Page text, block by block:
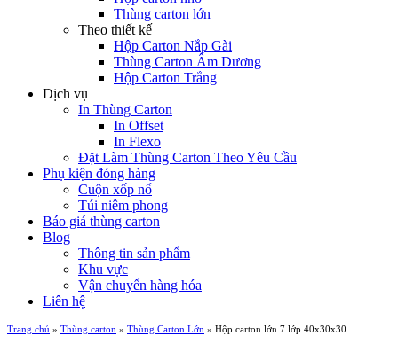
Thùng carton lớn
Theo thiết kế
Hộp Carton Nắp Gài
Thùng Carton Âm Dương
Hộp Carton Trắng
Dịch vụ
In Thùng Carton
In Offset
In Flexo
Đặt Làm Thùng Carton Theo Yêu Cầu
Phụ kiện đóng hàng
Cuộn xốp nổ
Túi niêm phong
Báo giá thùng carton
Blog
Thông tin sản phẩm
Khu vực
Vận chuyển hàng hóa
Liên hệ
Trang chủ » Thùng carton » Thùng Carton Lớn » Hộp carton lớn 7 lớp 40x30x30